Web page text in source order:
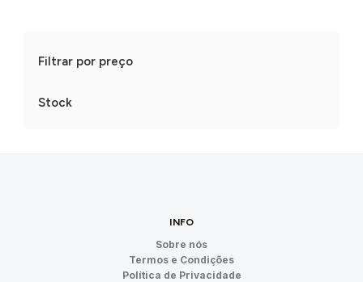
Filtrar por preço
Stock
INFO
Sobre nós
Termos e Condições
Política de Privacidade